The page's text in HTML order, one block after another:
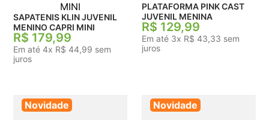
SAPATENIS KLIN JUVENIL
MENINO CAPRI MINI
R$ 179,99
Em até 4x R$ 44,99 sem
juros
PLATAFORMA PINK CAST
JUVENIL MENINA
R$ 129,99
Em até 3x R$ 43,33 sem
juros
Novidade Novidade